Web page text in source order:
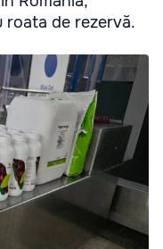
de rezervă.